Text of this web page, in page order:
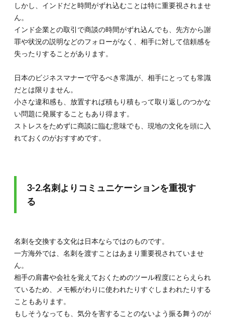
しかし、インドだと時間がずれ込むことは特に重要視されませ
ん。
インド企業との取引で商談の時間がずれ込んでも、先方から謝
罪や状況の説明などのフォローがなく、相手に対して信頼感を
失ったりすることがあります。
日本のビジネスマナーで守るべき常識が、相手にとっても常識
だとは限りません。
小さな違和感も、放置すれば積もり積もって取り返しのつかな
い問題に発展することもあり得ます。
ストレスをためずに商談に臨む意味でも、現地の文化を頭に入
れておくのがおすすめです。
3-2.名刺よりコミュニケーションを重視す
る
名刺を交換する文化は日本ならではのものです。
一方海外では、名刺を渡すことはあまり重要視されていませ
ん。
相手の肩書や会社を覚えておくためのツール程度にとらえられ
ているため、メモ帳がわりに使われたりすぐしまわれたりする
こともあります。
もしそうなっても、気分を害することのないよう振る舞うのが